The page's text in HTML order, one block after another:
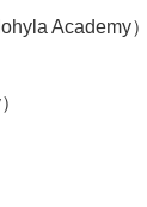
Academy）